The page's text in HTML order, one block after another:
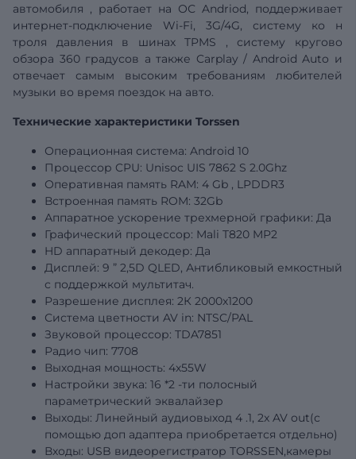
автомобиля , работает на ОС Andriod, поддерживает
интернет-подключение Wi-Fi, 3G/4G, систему ко н
троля давления в шинахTPMS ,
систему кругово
обзора 360 градусов а также Carplay / Android Auto и
отвечает самым высоким требованиям любителей
музыки во время поездок на авто.
Технические характеристики Torssen
Операционная система: Android 10
Процессор CPU: Unisoc UIS 7862 S 2.0Ghz
Оперативная память RAM: 4 Gb , LPDDR3
Встроенная память ROM: 32Gb
Аппаратное ускорение трехмерной графики: Да
Графический процессор: Mali T820 MP2
HD аппаратный декодер: Да
Дисплей: 9 ” 2,5D QLED, Антибликовый емкостный
с поддержкой мультитач.
Разрешение дисплея: 2К 2000х1200
Система цветности AV in: NTSC/PAL
Звуковой процессор: TDA7851
Радио чип: 7708
Выходная мощность: 4х55W
Настройки звука: 16 *2 -ти полосный
параметрический эквалайзер
Выходы: Линейный аудиовыход 4 .1, 2x AV out(с
помощью доп адаптера приобретается отдельно)
Входы: USB видеорегистратор TORSSEN,камеры